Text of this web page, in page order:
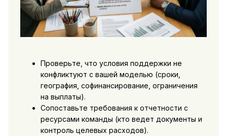
Проверьте, что условия поддержки не
конфликтуют с вашей моделью (сроки,
география, софинансирование, ограничения
на выплаты).
Сопоставьте требования к отчетности с
ресурсами команды (кто ведет документы и
контроль целевых расходов).